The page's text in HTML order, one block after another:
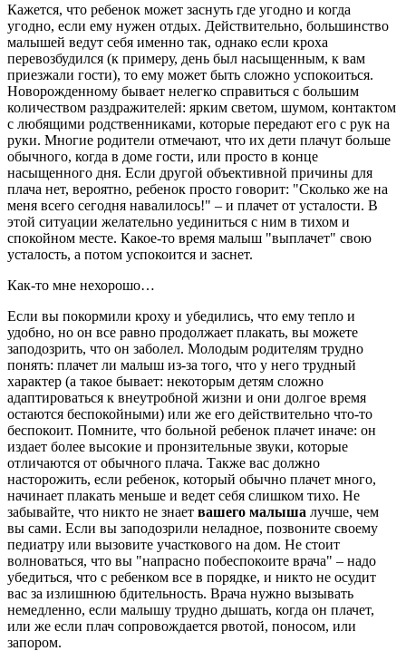
Кажется, что ребенок может заснуть где угодно и когда
угодно, если ему нужен отдых. Действительно, большинство
малышей ведут себя именно так, однако если кроха
перевозбудился (к примеру, день был насыщенным, к вам
приезжали гости), то ему может быть сложно успокоиться.
Новорожденному бывает нелегко справиться с большим
количеством раздражителей: ярким светом, шумом, контактом
с любящими родственниками, которые передают его с рук на
руки. Многие родители отмечают, что их дети плачут больше
обычного, когда в доме гости, или просто в конце
насыщенного дня. Если другой объективной причины для
плача нет, вероятно, ребенок просто говорит: "Сколько же на
меня всего сегодня навалилось!" – и плачет от усталости. В
этой ситуации желательно уединиться с ним в тихом и
спокойном месте. Какое-то время малыш "выплачет" свою
усталость, а потом успокоится и заснет.
Как-то мне нехорошо…
Если вы покормили кроху и убедились, что ему тепло и
удобно, но он все равно продолжает плакать, вы можете
заподозрить, что он заболел. Молодым родителям трудно
понять: плачет ли малыш из-за того, что у него трудный
характер (а такое бывает: некоторым детям сложно
адаптироваться к внеутробной жизни и они долгое время
остаются беспокойными) или же его действительно что-то
беспокоит. Помните, что больной ребенок плачет иначе: он
издает более высокие и пронзительные звуки, которые
отличаются от обычного плача. Также вас должно
насторожить, если ребенок, который обычно плачет много,
начинает плакать меньше и ведет себя слишком тихо. Не
забывайте, что никто не знает вашего малыша лучше, чем
вы сами. Если вы заподозрили неладное, позвоните своему
педиатру или вызовите участкового на дом. Не стоит
волноваться, что вы "напрасно побеспокоите врача" – надо
убедиться, что с ребенком все в порядке, и никто не осудит
вас за излишнюю бдительность. Врача нужно вызывать
немедленно, если малышу трудно дышать, когда он плачет,
или же если плач сопровождается рвотой, поносом, или
запором.